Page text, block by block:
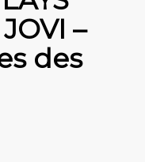
–
des